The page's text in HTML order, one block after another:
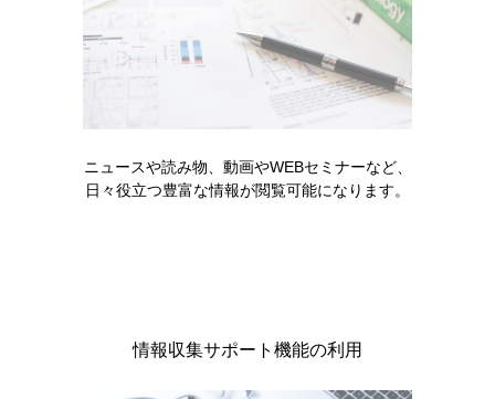
製品に関する注目コンテンツ
キックリンカプセル250mg
ニュースや読み物、動画やWEBセミナーなど、
日々役立つ豊富な情報が閲覧可能になります。
情報収集サポート機能の利用